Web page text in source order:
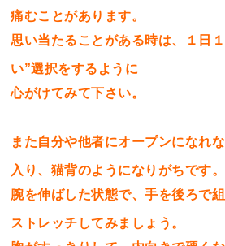
痛むことがあります。
思い当たることがある時は、１日
い”選択をするように
心がけてみて下さい。
また自分や他者にオープンになれ
入り、猫背のようになりがちです。
腕を伸ばした状態で、手を後ろで
ストレッチしてみましょう。